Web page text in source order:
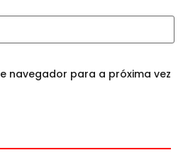
navegador para a próxima vez